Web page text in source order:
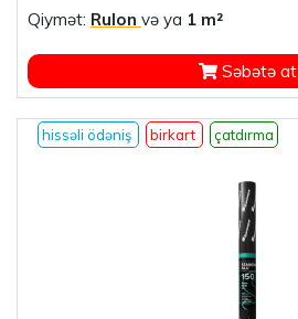
Qiymət: Rulon və ya 1 m²
Səbətə at
hissəli ödəniş birkart çatdırma